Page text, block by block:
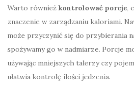
Warto również kontrolować porcje,
znaczenie w zarządzaniu kaloriami.
może przyczynić się do przybierania
spożywamy go w nadmiarze. Porcje
używając mniejszych talerzy czy
ułatwia kontrolę ilości jedzenia.